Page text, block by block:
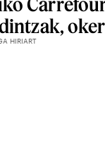
HIRIART